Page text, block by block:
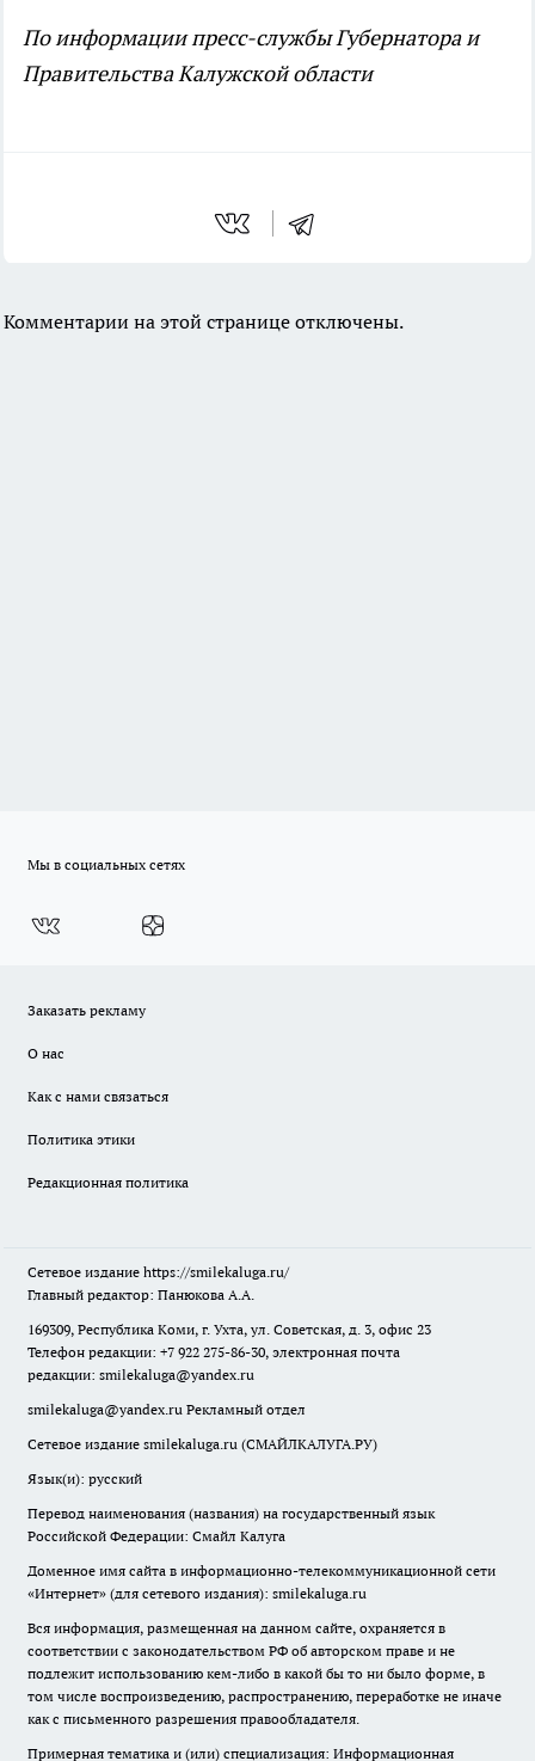
По информации пресс-службы Губернатора и
Правительства Калужской области
Комментарии на этой странице отключены.
Мы в социальных сетях
Заказать рекламу
О нас
Как с нами связаться
Политика этики
Редакционная политика
Сетевое издание https://smilekaluga.ru/
Главный редактор: Панюкова А.А.
169309, Республика Коми, г. Ухта, ул. Советская, д. 3, офис 23
Телефон редакции: +7 922 275-86-30, электронная почта
редакции: smilekaluga@yandex.ru
smilekaluga@yandex.ru Рекламный отдел
Сетевое издание smilekaluga.ru (СМАЙЛКАЛУГА.РУ)
Язык(и): русский
Перевод наименования (названия) на государственный язык
Российской Федерации: Смайл Калуга
Доменное имя сайта в информационно-телекоммуникационной сети
«Интернет» (для сетевого издания): smilekaluga.ru
Вся информация, размещенная на данном сайте, охраняется в
соответствии с законодательством РФ об авторском праве и не
подлежит использованию кем-либо в какой бы то ни было форме, в
том числе воспроизведению, распространению, переработке не иначе
как с письменного разрешения правообладателя.
Примерная тематика и (или) специализация: Информационная